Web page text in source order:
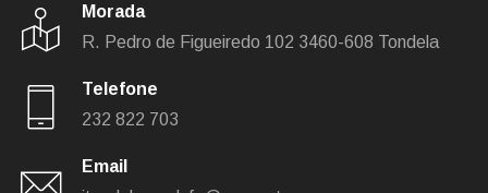
Morada
R. Pedro de Figueiredo 102 3460-608 Tondela
Telefone
232 822 703
Email